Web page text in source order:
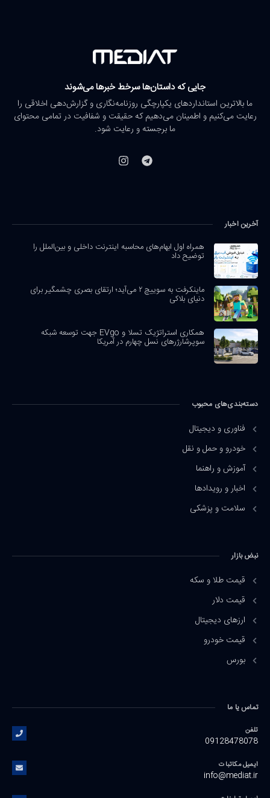
جایی که داستان‌ها سرخط خبرها می‌شوند
ما بالاترین استانداردهای یکپارچگی روزنامه‌نگاری و گزارش‌دهی اخلاقی را
رعایت می‌کنیم و اطمینان می‌دهیم که حقیقت و شفافیت در تمامی محتوای
ما برجسته و رعایت شود.
آخرین اخبار
همراه اول ابهام‌های محاسبه اینترنت داخلی و بین‌الملل را
توضیح داد
ماینکرفت به سوییچ ۲ می‌آید؛ ارتقای بصری چشمگیر برای
دنیای بلاکی
همکاری استراتژیک تسلا و EVgo جهت توسعه شبکه
سوپرشارژرهای نسل چهارم در آمریکا
دسته‌بندی‌های محبوب
فناوری و دیجیتال
خودرو و حمل و نقل
آموزش و راهنما
اخبار و رویدادها
سلامت و پزشکی
نبض بازار
قیمت طلا و سکه
قیمت دلار
ارزهای دیجیتال
قیمت خودرو
بورس
تماس یا ما
تلفن
09128478078
ایمیل مکاتبات
info@mediat.ir